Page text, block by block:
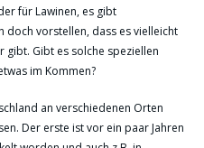
für Lawinen, es gibt
doch vorstellen, dass es vielleicht
gibt. Gibt es solche speziellen
im Kommen?
an verschiedenen Orten
Der erste ist vor ein paar Jahren